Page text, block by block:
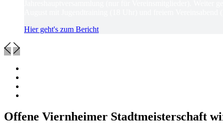
Hier geht's zum Bericht
Offene Viernheimer Stadtmeisterschaft